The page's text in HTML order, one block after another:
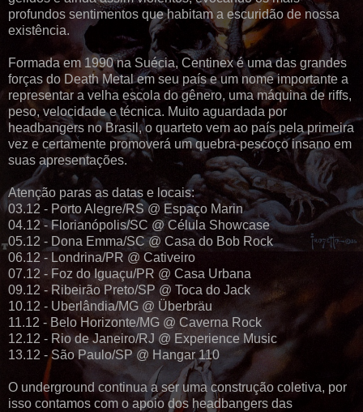
profundos sentimentos que habitam a escuridão de nossa
existência.
Formada em 1990 na Suécia, Centinex é uma das grandes
forças do Death Metal em seu país e um nome importante a
representar a velha escola do gênero, uma máquina de riffs,
peso, velocidade e técnica. Muito aguardada por
headbangers no Brasil, o quarteto vem ao país pela primeira
vez e certamente promoverá um quebra-pescoço insano em
suas apresentações.
Atenção paras as datas e locais:
03.12 - Porto Alegre/RS @ Espaço Marin
04.12 - Florianópolis/SC @ Célula Showcase
05.12 - Dona Emma/SC @ Casa do Bob Rock
06.12 - Londrina/PR @ Cativeiro
07.12 - Foz do Iguaçu/PR @ Casa Urbana
09.12 - Ribeirão Preto/SP @ Toca do Jack
10.12 - Uberlândia/MG @ Überbräu
11.12 - Belo Horizonte/MG @ Caverna Rock
12.12 - Rio de Janeiro/RJ @ Experience Music
13.12 - São Paulo/SP @ Hangar 110
O underground continua a ser uma construção coletiva, por
isso contamos com o apoio dos headbangers das